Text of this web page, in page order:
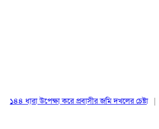
১৪৪ ধারা উপেক্ষা করে প্রবাসীর জমি দখলের চেষ্টা|২০